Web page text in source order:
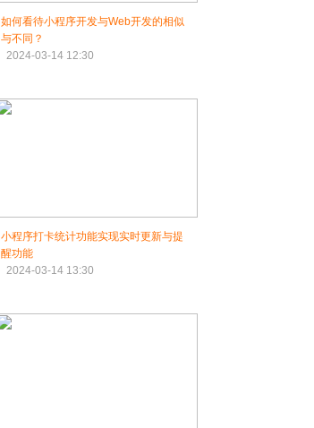
如何看待小程序开发与Web开发的相似
与不同？
2024-03-14 12:30
小程序打卡统计功能实现实时更新与提
醒功能
2024-03-14 13:30